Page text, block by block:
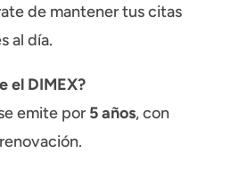
de mantener tus citas
al día.
el DIMEX?
emite por 5 años, con